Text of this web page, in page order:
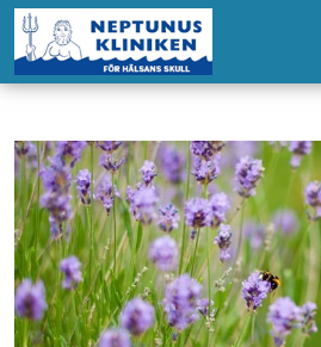
Tillgänglighetsmeny